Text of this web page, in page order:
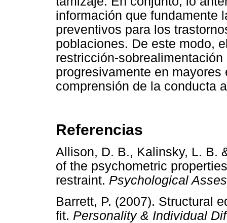
información que fundamente
preventivos para los
poblaciones. De este modo,
restricción-
progresivamente en
comprensión de la conducta
Referencias
Allison, D. B., Kalinsky, L. B.
of the psychometric
restraint. Psychological
Barrett, P. (2007). Structural
fit. Personality & Individual